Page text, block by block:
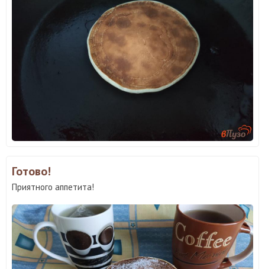
Готово!
Приятного аппетита!